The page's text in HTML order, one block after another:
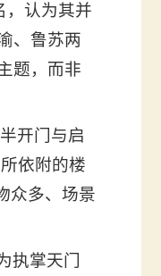
，认为其并
、鲁苏两
题，而非
开门与启
依附的楼
众多、场景
执掌天门